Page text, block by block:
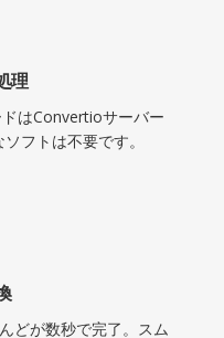
理
はConvertioサーバー
フトは不要です。
どが数秒で完了。スム